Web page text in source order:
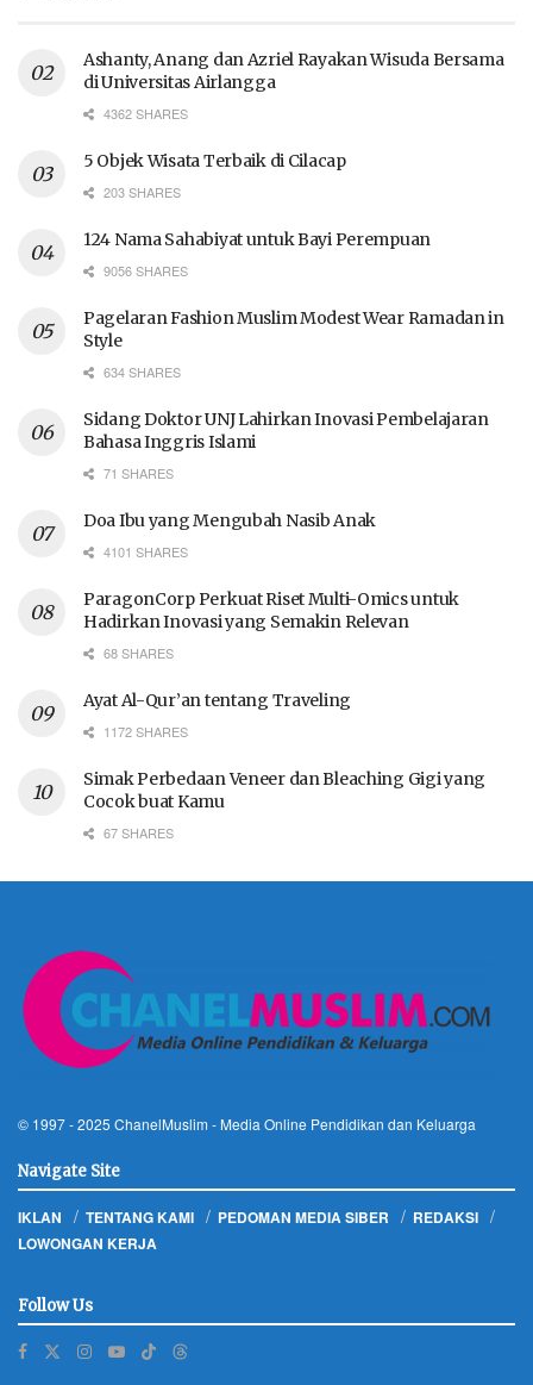
Ashanty, Anang dan Azriel Rayakan Wisuda Bersama
di Universitas Airlangga
4362 SHARES
5 Objek Wisata Terbaik di Cilacap
203 SHARES
124 Nama Sahabiyat untuk Bayi Perempuan
9056 SHARES
Pagelaran Fashion Muslim Modest Wear Ramadan in
Style
634 SHARES
Sidang Doktor UNJ Lahirkan Inovasi Pembelajaran
Bahasa Inggris Islami
71 SHARES
Doa Ibu yang Mengubah Nasib Anak
4101 SHARES
ParagonCorp Perkuat Riset Multi-Omics untuk
Hadirkan Inovasi yang Semakin Relevan
68 SHARES
Ayat Al-Qur’an tentang Traveling
1172 SHARES
Simak Perbedaan Veneer dan Bleaching Gigi yang
Cocok buat Kamu
67 SHARES
© 1997 - 2025 ChanelMuslim - Media Online Pendidikan dan Keluarga
Navigate Site
IKLAN TENTANG KAMI PEDOMAN MEDIA SIBER
REDAKSI
LOWONGAN KERJA
Follow Us